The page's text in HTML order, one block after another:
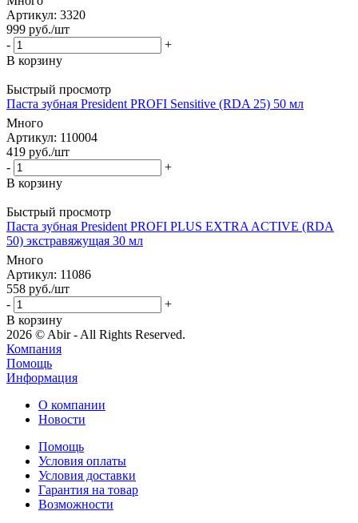
Артикул: 3320
999 руб./шт
-
+
В корзину
Быстрый просмотр
Паста зубная President PROFI Sensitive (RDA 25) 50 мл
Много
Артикул: 110004
419 руб./шт
-
+
В корзину
Быстрый просмотр
Паста зубная President PROFI PLUS EXTRA ACTIVE (RDA
50) экстравяжущая 30 мл
Много
Артикул: 11086
558 руб./шт
-
+
В корзину
2026 © Abir - All Rights Reserved.
Компания
Помощь
Информация
О компании
Новости
Помощь
Условия оплаты
Условия доставки
Гарантия на товар
Возможности